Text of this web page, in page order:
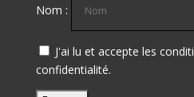
Nom :
J'ai lu et accepte les
confidentialité.